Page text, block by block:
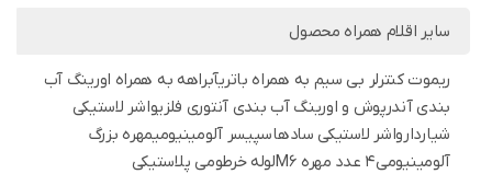
سایر اقلام همراه محصول
ریموت کنترلر بی سیم به همراه باتریآبراهه به همراه اورینگ آب
بندی آندرپوش و اورینگ آب بندی آنتوری فلزیواشر لاستیکی
شیاردارواشر لاستیکی سادهاسپیسر آلومینیومیمهره بزرگ
آلومینیومی4 عدد مهره M6لوله خرطومی پلاستیکی